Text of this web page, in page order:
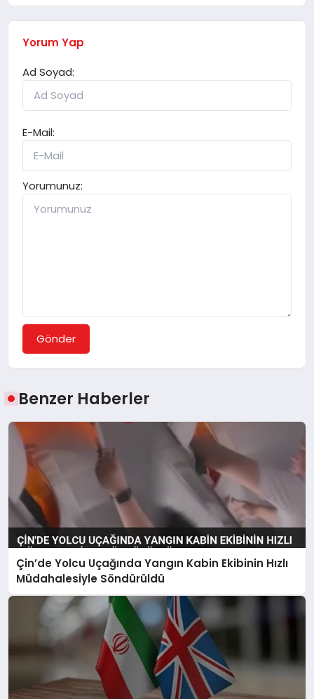
Yorum Yap
Ad Soyad:
E-Mail:
Yorumunuz:
Gönder
Benzer Haberler
Çin’de Yolcu Uçağında Yangın Kabin Ekibinin Hızlı
Müdahalesiyle Söndürüldü